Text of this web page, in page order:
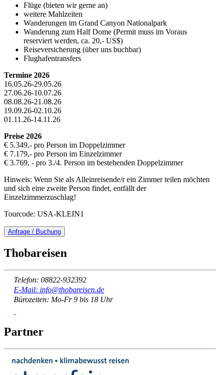
Flüge (bieten wir gerne an)
weitere Mahlzeiten
Wanderungen im Grand Canyon Nationalpark
Wanderung zum Half Dome (Permit muss im Voraus
reserviert werden, ca. 20,- US$)
Reiseversicherung (über uns buchbar)
Flughafentransfers
Termine 2026
16.05.26-29.05.26
27.06.26-10.07.26
08.08.26-21.08.26
19.09.26-02.10.26
01.11.26-14.11.26
Preise 2026
€ 5.349,- pro Person im Doppelzimmer
€ 7.179,- pro Person im Einzelzimmer
€ 3.769, - pro 3./4. Person im bestehenden Doppelzimmer
Hinweis: Wenn Sie als Alleinreisende/r ein Zimmer teilen möchten
und sich eine zweite Person findet, entfällt der
Einzelzimmerzuschlag!
Tourcode: USA-KLEIN1
Anfrage / Buchung
Thobareisen
Telefon: 08822-932392
E-Mail: info@thobareisen.de
Bürozeiten: Mo-Fr 9 bis 18 Uhr
Partner